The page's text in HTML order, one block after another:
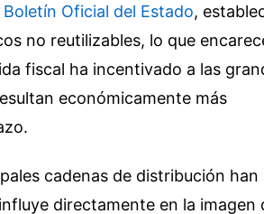
Boletín Oficial del Estado,
no reutilizables, lo que
fiscal ha incentivado a las
económicamente más
cadenas de distribución han
directamente en la imagen